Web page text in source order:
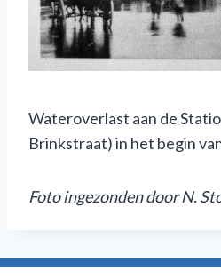
Wateroverlast aan de
Brinkstraat) in het begin
Foto ingezonden door N.